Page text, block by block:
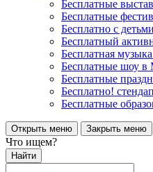
Бесплатные
Бесплатные
Бесплатно с
Бесплатный
Бесплатная
Бесплатные шоу в
Бесплатные
Бесплатно!
Бесплатные
Открыть меню Закрыть меню
Что ищем?
Найти